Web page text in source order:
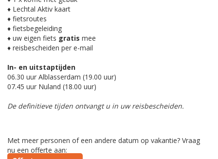
♦ Lechtal Aktiv kaart
♦ fietsroutes
♦ fietsbegeleiding
♦ uw eigen fiets gratis mee
♦ reisbescheiden per e-mail
In- en uitstaptijden
06.30 uur Alblasserdam (19.00 uur)
07.45 uur Nuland (18.00 uur)
De definitieve tijden ontvangt u in uw reisbescheiden.
Met meer personen of een andere datum op vakantie? Vraag
nu een offerte aan: